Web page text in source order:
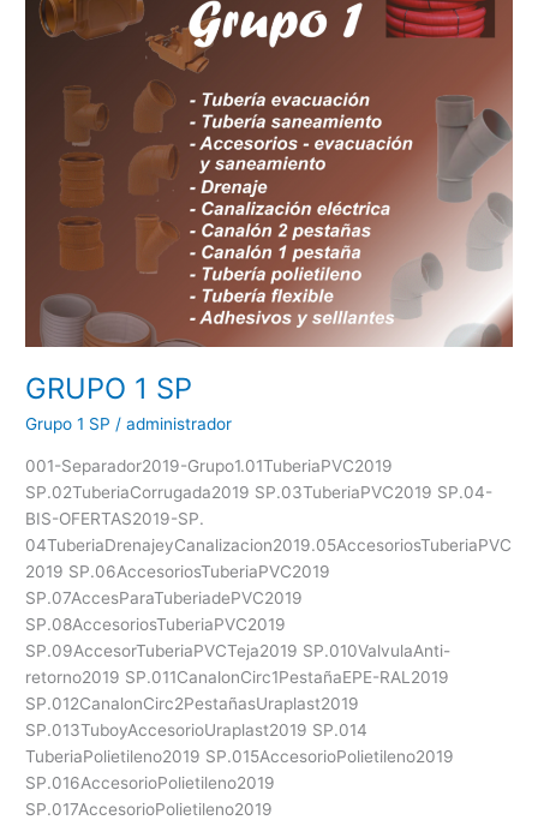
GRUPO 1 SP
Grupo 1 SP /administrador
001-Separador2019-Grupo1.01TuberiaPVC2019
SP.02TuberiaCorrugada2019 SP.03TuberiaPVC2019 SP.04-
BIS-OFERTAS2019-SP.
04TuberiaDrenajeyCanalizacion2019.05AccesoriosTuberiaPVC
2019 SP.06AccesoriosTuberiaPVC2019
SP.07AccesParaTuberiadePVC2019
SP.08AccesoriosTuberiaPVC2019
SP.09AccesorTuberiaPVCTeja2019 SP.010ValvulaAnti-
retorno2019 SP.011CanalonCirc1PestañaEPE-RAL2019
SP.012CanalonCirc2PestañasUraplast2019
SP.013TuboyAccesorioUraplast2019 SP.014
TuberiaPolietileno2019 SP.015AccesorioPolietileno2019
SP.016AccesorioPolietileno2019
SP.017AccesorioPolietileno2019